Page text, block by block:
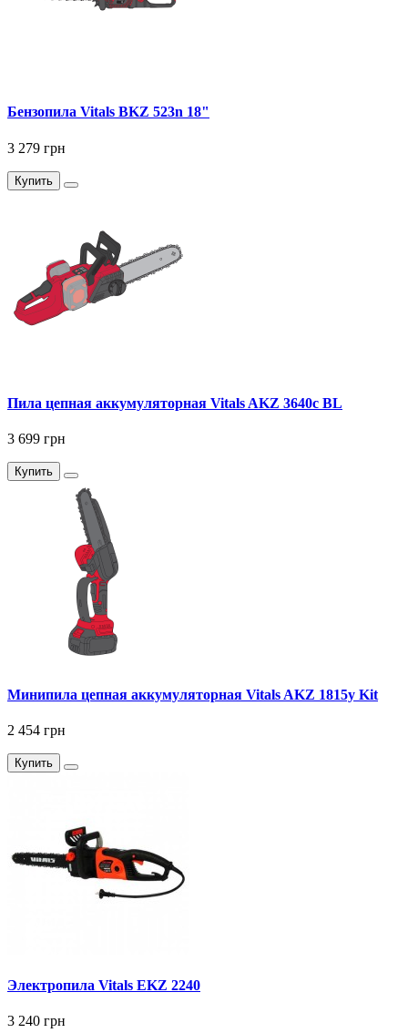
Бензопила Vitals BKZ 523n 18"
3 279 грн
Купить
Пила цепная аккумуляторная Vitals AKZ 3640c BL
3 699 грн
Купить
Минипила цепная аккумуляторная Vitals AKZ 1815y Kit
2 454 грн
Купить
Электропила Vitals EKZ 2240
3 240 грн